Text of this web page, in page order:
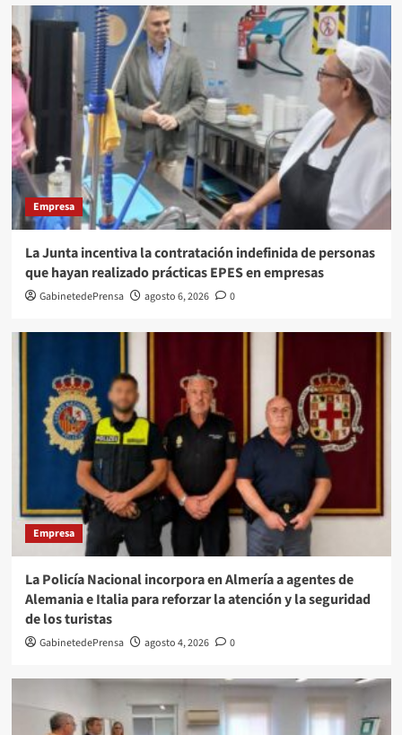
Empresa
La Junta incentiva la contratación indefinida de personas
que hayan realizado prácticas EPES en empresas
GabinetedePrensa agosto 6, 2026 0
Empresa
La Policía Nacional incorpora en Almería a agentes de
Alemania e Italia para reforzar la atención y la seguridad
de los turistas
GabinetedePrensa agosto 4, 2026 0